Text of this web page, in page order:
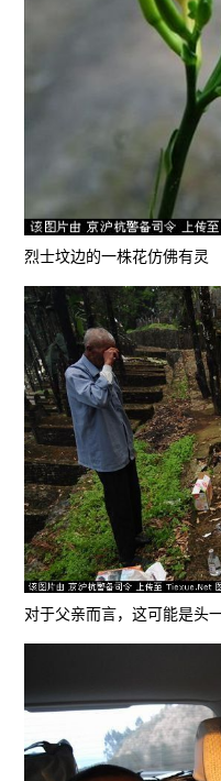
烈士坟边的一株花仿佛有灵
对于父亲而言，这可能是头